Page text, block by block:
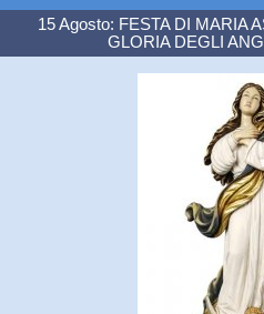
15 Agosto: FESTA DI MARIA
GLORIA DEGLI